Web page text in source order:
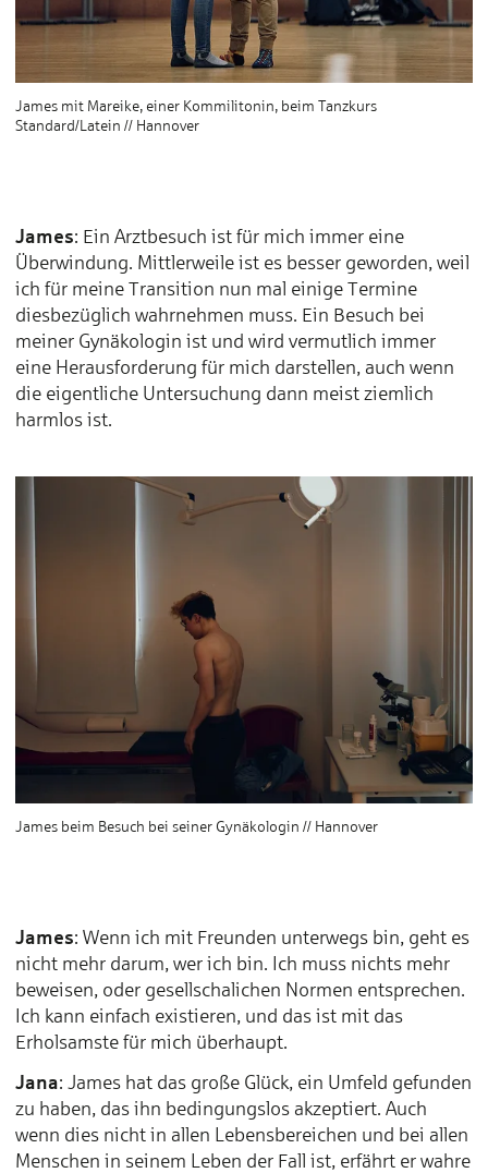
James mit Mareike, einer Kommilitonin, beim Tanzkurs
Standard/Latein // Hannover
James: Ein Arztbesuch ist für mich immer eine
Überwindung. Mittlerweile ist es besser geworden, weil
ich für meine Transition nun mal einige Termine
diesbezüglich wahrnehmen muss. Ein Besuch bei
meiner Gynäkologin ist und wird vermutlich immer
eine Herausforderung für mich darstellen, auch wenn
die eigentliche Untersuchung dann meist ziemlich
harmlos ist.
James beim Besuch bei seiner Gynäkologin // Hannover
James: Wenn ich mit Freunden unterwegs bin, geht es
nicht mehr darum, wer ich bin. Ich muss nichts mehr
beweisen, oder gesellschalichen Normen entsprechen.
Ich kann einfach existieren, und das ist mit das
Erholsamste für mich überhaupt.
Jana: James hat das große Glück, ein Umfeld gefunden
zu haben, das ihn bedingungslos akzeptiert. Auch
wenn dies nicht in allen Lebensbereichen und bei allen
Menschen in seinem Leben der Fall ist, erfährt er wahre